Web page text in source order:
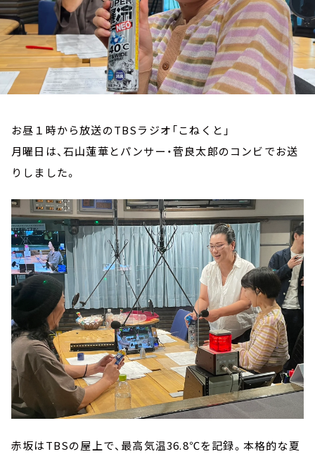
お昼１時から放送のTBSラジオ「こねくと」
月曜日は、石山蓮華とパンサー・菅良太郎のコンビでお送
りしました。
赤坂はTBSの屋上で、最高気温36.8℃を記録。本格的な夏